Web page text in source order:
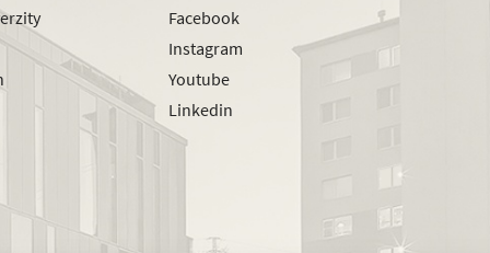
Facebook
Instagram
Youtube
Linkedin